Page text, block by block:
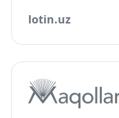
lotin.uz